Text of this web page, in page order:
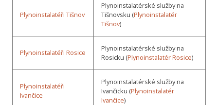
Plynoinstalatéři Tišnov
Plynoinstalatérské služby na
Tišnovsku (Plynoinstalatér
Tišnov)
Plynoinstalatéři Rosice
Plynoinstalatérské služby na
Rosicku (Plynoinstalatér Rosice)
Plynoinstalatéři
Ivančice
Plynoinstalatérské služby na
Ivančicku (Plynoinstalatér
Ivančice)